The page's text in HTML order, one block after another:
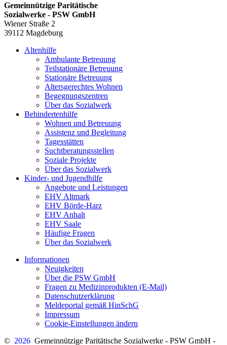
Gemeinnützige Paritätische
Sozialwerke - PSW GmbH
Wiener Straße 2
39112 Magdeburg
Altenhilfe
Ambulante Betreuung
Teilstationäre Betreuung
Stationäre Betreuung
Altersgerechtes Wohnen
Begegnungszentren
Über das Sozialwerk
Behindertenhilfe
Wohnen und Betreuung
Assistenz und Begleitung
Tagesstätten
Suchtberatungsstellen
Soziale Projekte
Über das Sozialwerk
Kinder- und Jugendhilfe
Angebote und Leistungen
EHV Altmark
EHV Börde-Harz
EHV Anhalt
EHV Saale
Häufige Fragen
Über das Sozialwerk
Informationen
Neuigkeiten
Über die PSW GmbH
Fragen zu Medizinprodukten (E-Mail)
Datenschutzerklärung
Meldeportal gemäß HinSchG
Impressum
Cookie-Einstellungen ändern
© 2026 Gemeinnützige Paritätische Sozialwerke - PSW GmbH -